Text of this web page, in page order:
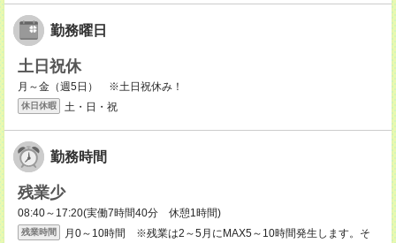
勤務曜日
土日祝休
月～金（週5日） ※土日祝休み！
休日休暇 土・日・祝
勤務時間
残業少
08:40～17:20(実働7時間40分 休憩1時間)
残業時間
月0～10時間 ※残業は2～5月にMAX5～10時間発生します。そ